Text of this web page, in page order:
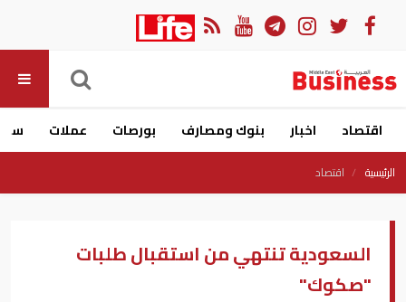
اقتصاد اخبار بنوك ومصارف بورصات عملات
الرئيسية اقتصاد
السعودية تنتهي من استقبال طلبات
"صكوك"